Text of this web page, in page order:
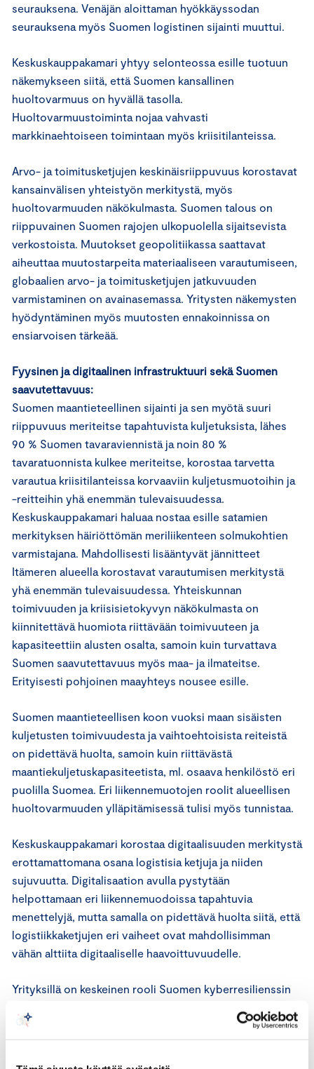
seurauksena. Venäjän aloittaman hyökkäyssodan
seurauksena myös Suomen logistinen sijainti muuttui.
Keskuskauppakamari yhtyy selonteossa esille tuotuun
näkemykseen siitä, että Suomen kansallinen
huoltovarmuus on hyvällä tasolla.
Huoltovarmuustoiminta nojaa vahvasti
markkinaehtoiseen toimintaan myös kriisitilanteissa.
Arvo- ja toimitusketjujen keskinäisriippuvuus korostavat
kansainvälisen yhteistyön merkitystä, myös
huoltovarmuuden näkökulmasta. Suomen talous on
riippuvainen Suomen rajojen ulkopuolella sijaitsevista
verkostoista. Muutokset geopolitiikassa saattavat
aiheuttaa muutostarpeita materiaaliseen varautumiseen,
globaalien arvo- ja toimitusketjujen jatkuvuuden
varmistaminen on avainasemassa. Yritysten näkemysten
hyödyntäminen myös muutosten ennakoinnissa on
ensiarvoisen tärkeää.
Fyysinen ja digitaalinen infrastruktuuri sekä Suomen
saavutettavuus:
Suomen maantieteellinen sijainti ja sen myötä suuri
riippuvuus meriteitse tapahtuvista kuljetuksista, lähes
90 % Suomen tavaraviennistä ja noin 80 %
tavaratuonnista kulkee meriteitse, korostaa tarvetta
varautua kriisitilanteissa korvaaviin kuljetusmuotoihin ja
-reitteihin yhä enemmän tulevaisuudessa.
Keskuskauppakamari haluaa nostaa esille satamien
merkityksen häiriöttömän meriliikenteen solmukohtien
varmistajana. Mahdollisesti lisääntyvät jännitteet
Itämeren alueella korostavat varautumisen merkitystä
yhä enemmän tulevaisuudessa. Yhteiskunnan
toimivuuden ja kriisisietokyvyn näkökulmasta on
kiinnitettävä huomiota riittävään toimivuuteen ja
kapasiteettiin alusten osalta, samoin kuin turvattava
Suomen saavutettavuus myös maa- ja ilmateitse.
Erityisesti pohjoinen maayhteys nousee esille.
Suomen maantieteellisen koon vuoksi maan sisäisten
kuljetusten toimivuudesta ja vaihtoehtoisista reiteistä
on pidettävä huolta, samoin kuin riittävästä
maantiekuljetuskapasiteetista, ml. osaava henkilöstö eri
puolilla Suomea. Eri liikennemuotojen roolit alueellisen
huoltovarmuuden ylläpitämisessä tulisi myös tunnistaa.
Keskuskauppakamari korostaa digitaalisuuden merkitystä
erottamattomana osana logistisia ketjuja ja niiden
sujuvuutta. Digitalisaation avulla pystytään
helpottamaan eri liikennemuodoissa tapahtuvia
menettelyjä, mutta samalla on pidettävä huolta siitä, että
logistiikkaketjujen eri vaiheet ovat mahdollisimman
vähän alttiita digitaaliselle haavoittuvuudelle.
Yrityksillä on keskeinen rooli Suomen kyberresilienssin
mahdollistamista menetetään merkittävä osa
kyberpuolustuksen tehokkuutta. Suomi on verkottunut